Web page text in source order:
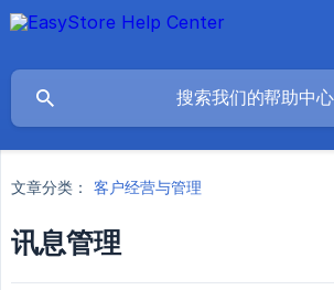
文章分类： 客户经营与管理
讯息管理